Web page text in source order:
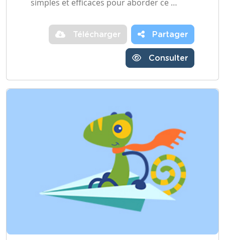
simples et efficaces pour aborder ce …
Télécharger Partager
Consulter